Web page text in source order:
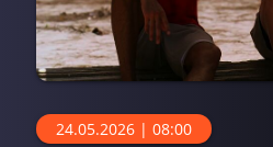
24.05.2026 | 08:00